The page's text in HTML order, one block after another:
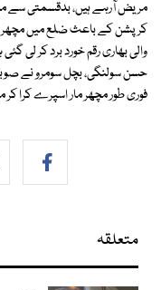
مریض آرہے ہیں، بدقسمتی سے
کرپشن کے باعث ضلع میں مچھر
والی بھاری رقم خورد برد کر لی
حسن سولنگی، بچل سومرو نے
فوری طور مچھر مار اسپرے کرا
متعلقہ